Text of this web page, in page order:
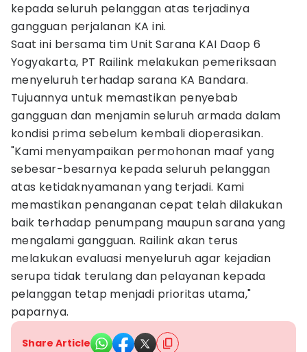
kepada seluruh pelanggan atas terjadinya
gangguan perjalanan KA ini.
Saat ini bersama tim Unit Sarana KAI Daop 6
Yogyakarta, PT Railink melakukan pemeriksaan
menyeluruh terhadap sarana KA Bandara.
Tujuannya untuk memastikan penyebab
gangguan dan menjamin seluruh armada dalam
kondisi prima sebelum kembali dioperasikan.
"Kami menyampaikan permohonan maaf yang
sebesar-besarnya kepada seluruh pelanggan
atas ketidaknyamanan yang terjadi. Kami
memastikan penanganan cepat telah dilakukan
baik terhadap penumpang maupun sarana yang
mengalami gangguan. Railink akan terus
melakukan evaluasi menyeluruh agar kejadian
serupa tidak terulang dan pelayanan kepada
pelanggan tetap menjadi prioritas utama,"
paparnya.
Share Article